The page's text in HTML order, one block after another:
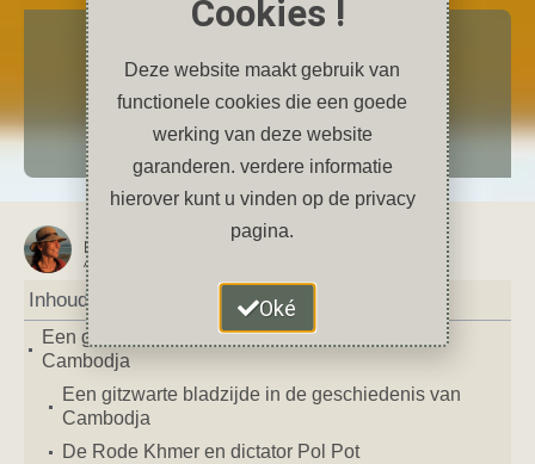
Reizen
Een gitzwarte bladzijde in de
geschiedenis van Cambodja
oktober 13, 2023
2 reacties
Azië,Cambodja, museum,oorlog,Phnom Penh
Petra
AUTEUR VAN DIT ARTIKEL
Inhoud
Een gitzwarte bladzijde in de geschiedenis van
Cambodja
Een gitzwarte bladzijde in de geschiedenis van
Cambodja
De Rode Khmer en dictator Pol Pot
Cookies !
Deze website maakt gebruik van
functionele cookies die een goede
werking van deze website
garanderen. verdere informatie
hierover kunt u vinden op de privacy
pagina.
Oké